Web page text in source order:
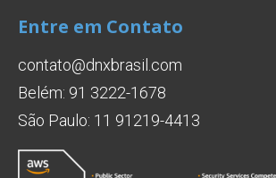
Entre em Contato
contato@dnxbrasil.com
Belém: 91 3222-1678
São Paulo: 11 91219-4413